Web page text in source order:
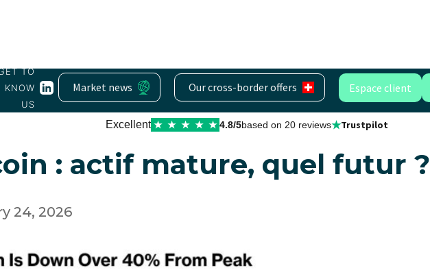
TO
KNOW
US
Market news Our cross-border offers Espace client
Excellent ★ ★ ★ ★ ★ 4.8/5based on 20 reviews★Trustpilot
: actif mature, quel futur ?
24, 2026